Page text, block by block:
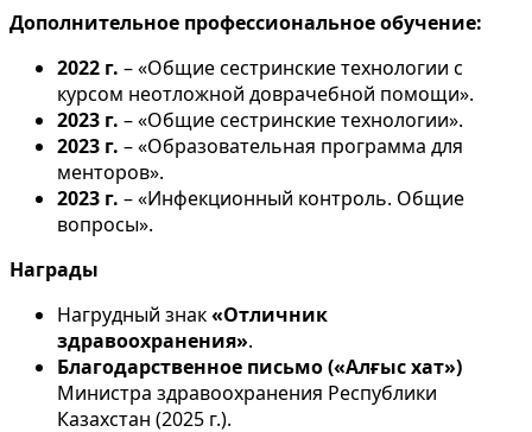
Дополнительное профессиональное обучение:
2022 г. – «Общие сестринские технологии с
курсом неотложной доврачебной помощи».
2023 г. – «Общие сестринские технологии».
2023 г. – «Образовательная программа для
менторов».
2023 г. – «Инфекционный контроль. Общие
вопросы».
Награды
Нагрудный знак«Отличник
здравоохранения».
Благодарственное письмо («Алғыс хат»)
Министра здравоохранения Республики
Казахстан (2025 г.).